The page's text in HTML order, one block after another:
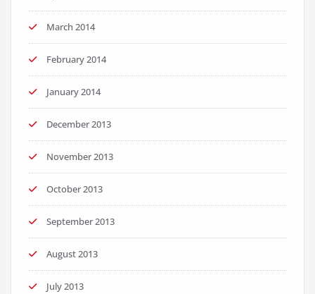
March 2014
February 2014
January 2014
December 2013
November 2013
October 2013
September 2013
August 2013
July 2013